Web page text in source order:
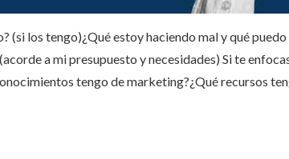
(si los tengo)¿Qué estoy haciendo mal y qué
a mi presupuesto y necesidades) Si te
tengo de marketing?¿Qué recursos